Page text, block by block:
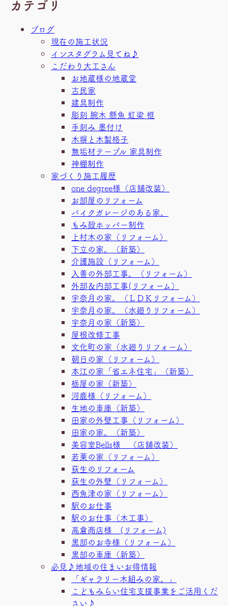
カテゴリ
ブログ
現在の施工状況
インスタグラム見てね♪
こだわり大工さん
お地蔵様の地蔵堂
古民家
建具制作
彫刻 腕木 懸魚 虹梁 框
手刻み 墨付け
木塀と木製格子
無垢材テーブル 家具制作
神棚制作
家づくり施工履歴
one degree様（店舗改装）
お部屋のリフォーム
バイクガレージのある家。
もみ殻ホッパー制作
上村木の家（リフォーム）
下立の家。（新築）
介護施設（リフォーム）
入善の外部工事。（リフォーム）
外部＆内部工事(リフォーム）
宇奈月の家。（ＬＤＫリフォーム）
宇奈月の家。（水廻りリフォーム）
宇奈月の家（新築）
屋根改修工事
文化町の家（水廻りリフォーム）
朝日の家（リフォーム）
本江の家「省エネ住宅」（新築）
栃屋の家（新築）
河鹿様（リフォーム）
生地の車庫（新築）
田家の外壁工事（リフォーム）
田家の家。（新築）
美容室Bells様 （店舗改装）
若栗の家（リフォーム）
荻生のリフォーム
荻生の外壁（リフォーム）
西魚津の家（リフォーム）
駅のお仕事
駅のお仕事（木工事）
高倉商店様 (リフォーム)
黒部のお寺様（リフォーム）
黒部の車庫（新築）
必見♪地域の住まいお得情報
「ギャラリー木組みの家。」
こどもみらい住宅支援事業をご活用くだ
さい♪